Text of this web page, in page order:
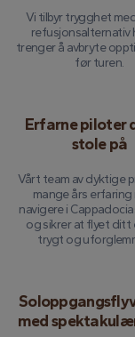
Vi tilbyr trygghet
refusjonsalternativ
trenger å avbryte
før turen.
Erfarne piloter
stole på
Vårt team av dyktige
mange års erfaring
navigere i
og sikrer at flyet ditt
trygt og
med